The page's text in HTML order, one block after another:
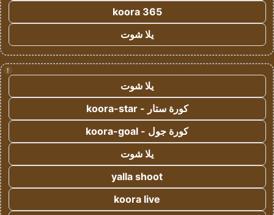
koora 365
يلا شوت
!
يلا شوت
كورة ستار - koora-star
كورة جول - koora-goal
يلا شوت
yalla shoot
koora live